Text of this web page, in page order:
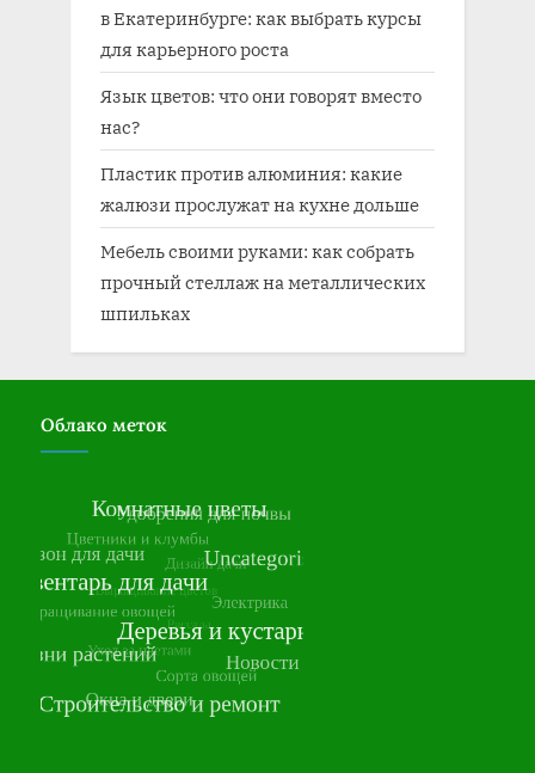
в Екатеринбурге: как выбрать курсы
для карьерного роста
Язык цветов: что они говорят вместо
нас?
Пластик против алюминия: какие
жалюзи прослужат на кухне дольше
Мебель своими руками: как собрать
прочный стеллаж на металлических
шпильках
Облако меток